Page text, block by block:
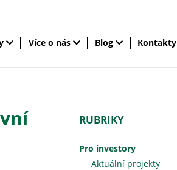
Více o nás Blog Kontakty
RUBRIKY
Pro investory
Aktuální projekty